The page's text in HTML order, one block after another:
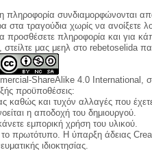
πληροφορία συνδιαμορφώνονται
στα τραγούδια χωρίς να ανοίξετε
πληροφορία και για
μας μεηλ στο rebetoselida
ShareAlike 4.0 International,
προϋποθέσεις:
καθώς και τυχόν αλλαγές που
η αποδοχή του δημιουργού.
εμπορική χρήση του υλικού.
πρωτότυπο. Η ύπαρξη άδειας
ιδιοκτησίας.